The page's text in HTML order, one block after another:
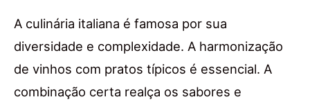
A culinária italiana é famosa por sua
diversidade e complexidade. A harmonização
de vinhos com pratos típicos é essencial. A
combinação certa realça os sabores e